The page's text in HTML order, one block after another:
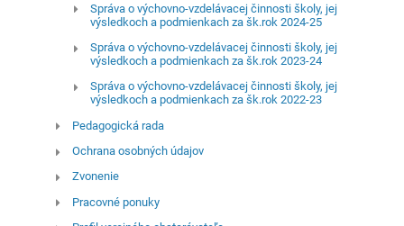
Správa o výchovno-vzdelávacej činnosti školy, jej
výsledkoch a podmienkach za šk.rok 2024-25
Správa o výchovno-vzdelávacej činnosti školy, jej
výsledkoch a podmienkach za šk.rok 2023-24
Správa o výchovno-vzdelávacej činnosti školy, jej
výsledkoch a podmienkach za šk.rok 2022-23
Pedagogická rada
Ochrana osobných údajov
Zvonenie
Pracovné ponuky